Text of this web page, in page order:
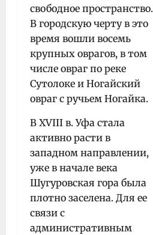
свободное пространство.
В городскую черту в это
время вошли восемь
крупных оврагов, в том
числе овраг по реке
Сутолоке и Ногайский
овраг с ручьем Ногайка.
В XVIII в. Уфа стала
активно расти в
западном направлении,
уже в начале века
Шугуровская гора была
плотно заселена. Для ее
связи с
административным